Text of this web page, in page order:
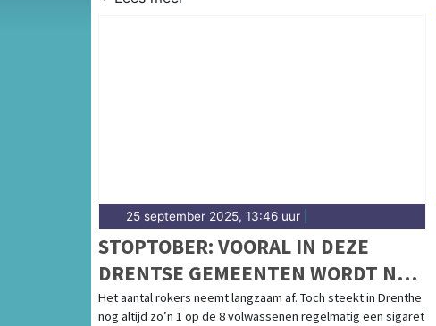
25 september 2025, 13:46 uur
STOPTOBER: VOORAL IN DEZE
DRENTSE GEMEENTEN WORDT NOG
VOLOP GEROOKT
Het aantal rokers neemt langzaam af. Toch steekt in Drenthe
nog altijd zo’n 1 op de 8 volwassenen regelmatig een sigaret